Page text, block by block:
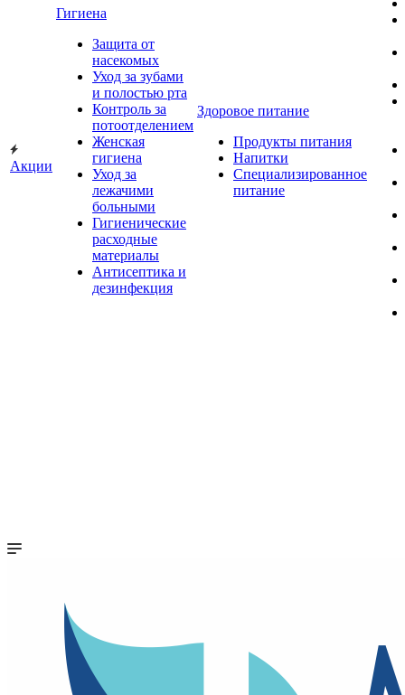
Акции
Гигиена
Защита от
насекомых
Уход за зубами
и полостью рта
Контроль за
потоотделением
Женская
гигиена
Уход за
лежачими
больными
Гигиенические
расходные
материалы
Антисептика и
дезинфекция
Здоровое питание
Продукты питания
Напитки
Специализированное
питание